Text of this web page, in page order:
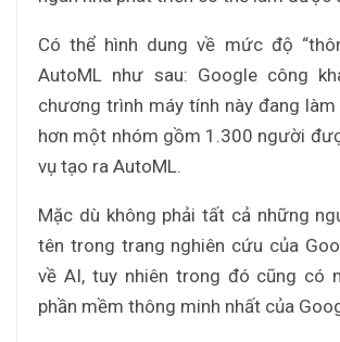
Có thể hình dung về mức độ
AutoML như sau: Google công
chương trình máy tính này đang làm
hơn một nhóm gồm 1.300 người
vụ tạo ra AutoML.
Mặc dù không phải tất cả những
tên trong trang nghiên cứu của
về AI, tuy nhiên trong đó cũng có
phần mềm thông minh nhất của